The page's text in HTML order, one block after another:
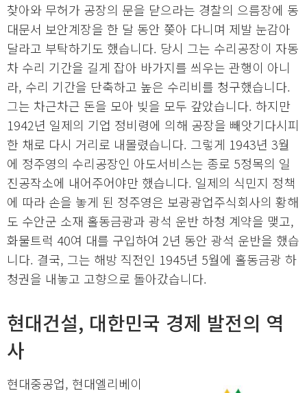
찾아와 무허가 공장의 문을 닫으라는 경찰의 으름장에 동
대문서 보안계장을 한 달 동안 쫒아 다니며 제발 눈감아
달라고 부탁하기도 했습니다. 당시 그는 수리공장이 자동
차 수리 기간을 길게 잡아 바가지를 씌우는 관행이 아니
라, 수리 기간을 단축하고 높은 수리비를 청구했습니다.
그는 차근차근 돈을 모아 빚을 모두 갚았습니다. 하지만
1942년 일제의 기업 정비령에 의해 공장을 빼앗기다시피
한 채로 다시 거리로 내몰렸습니다. 그렇게 1943년 3월
에 정주영의 수리공장인 아도서비스는 종로 5정목의 일
진공작소에 내어주어야만 했습니다. 일제의 식민지 정책
에 따라 손을 놓게 된 정주영은 보광광업주식회사의 황해
도 수안군 소재 홀동금광과 광석 운반 하청 계약을 맺고,
화물트럭 40여 대를 구입하여 2년 동안 광석 운반을 했습
니다. 결국, 그는 해방 직전인 1945년 5월에 홀동금광 하
청권을 내놓고 고향으로 돌아갔습니다.
현대건설, 대한민국 경제 발전의 역
사
현대중공업, 현대엘리베이